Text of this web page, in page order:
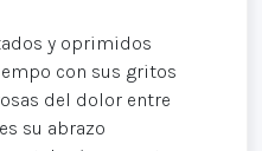
y oprimidos
con sus gritos
del dolor entre
su abrazo